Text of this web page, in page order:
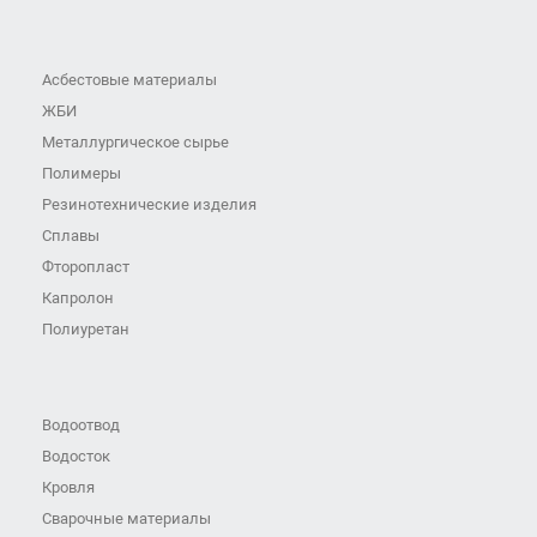
Асбестовые материалы
ЖБИ
Металлургическое сырье
Полимеры
Резинотехнические изделия
Сплавы
Фторопласт
Капролон
Полиуретан
Водоотвод
Водосток
Кровля
Сварочные материалы